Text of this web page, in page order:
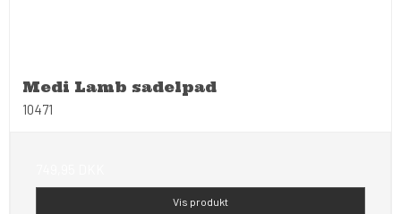
Medi Lamb sadelpad
10471
Vis produkt